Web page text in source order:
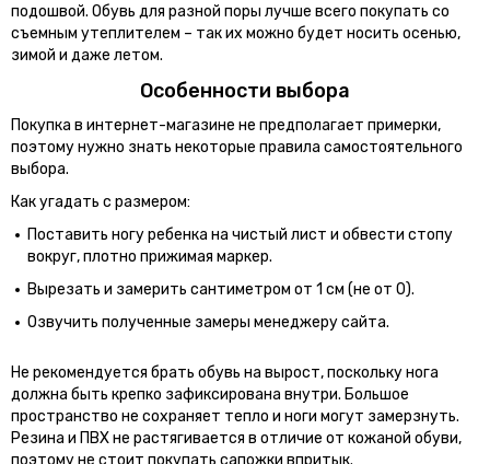
подошвой. Обувь для разной поры лучше всего покупать со
съемным утеплителем – так их можно будет носить осенью,
зимой и даже летом.
Особенности выбора
Покупка в интернет-магазине не предполагает примерки,
поэтому нужно знать некоторые правила самостоятельного
выбора.
Как угадать с размером:
Поставить ногу ребенка на чистый лист и обвести стопу
вокруг, плотно прижимая маркер.
Вырезать и замерить сантиметром от 1 см (не от 0).
Озвучить полученные замеры менеджеру сайта.
Не рекомендуется брать обувь на вырост, поскольку нога
должна быть крепко зафиксирована внутри. Большое
пространство не сохраняет тепло и ноги могут замерзнуть.
Резина и ПВХ не растягивается в отличие от кожаной обуви,
поэтому не стоит покупать сапожки впритык.